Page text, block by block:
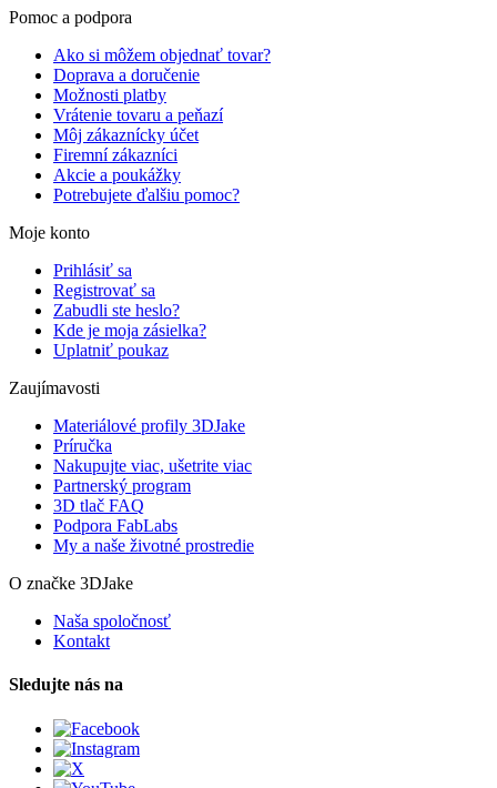
Pomoc a podpora
Ako si môžem objednať tovar?
Doprava a doručenie
Možnosti platby
Vrátenie tovaru a peňazí
Môj zákaznícky účet
Firemní zákazníci
Akcie a poukážky
Potrebujete ďalšiu pomoc?
Moje konto
Prihlásiť sa
Registrovať sa
Zabudli ste heslo?
Kde je moja zásielka?
Uplatniť poukaz
Zaujímavosti
Materiálové profily 3DJake
Príručka
Nakupujte viac, ušetrite viac
Partnerský program
3D tlač FAQ
Podpora FabLabs
My a naše životné prostredie
O značke 3DJake
Naša spoločnosť
Kontakt
Sledujte nás na